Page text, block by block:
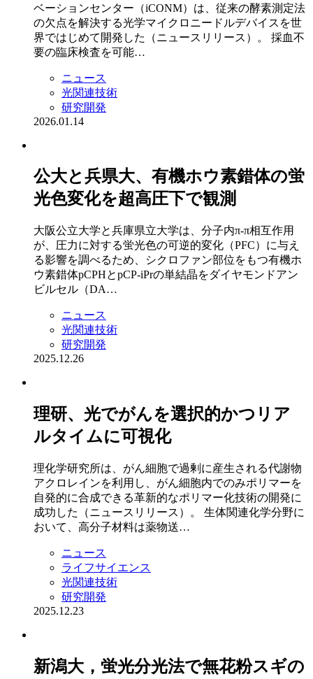
ベーションセンター（iCONM）は、従来の酵素測定法
の欠点を解決する光学マイクロニードルデバイスを世
界ではじめて開発した（ニュースリリース）。 採血不
要の臨床検査を可能…
ニュース
光関連技術
研究開発
2026.01.14
公大と兵県大、有機ホウ素錯体の蛍
光色変化を超高圧下で観測
大阪公立大学と兵庫県立大学は、分子内π-π相互作用
が、圧力に対する蛍光色の可逆的変化（PFC）に与え
る影響を調べるため、シクロファン部位をもつ有機ホ
ウ素錯体pCPHとpCP-iPrの単結晶をダイヤモンドアン
ビルセル（DA…
ニュース
光関連技術
研究開発
2025.12.26
理研、光でがんを選択的かつリア
ルタイムに可視化
理化学研究所は、がん細胞で過剰に産生される代謝物
アクロレインを利用し、がん細胞内でのみポリマーを
自発的に合成できる革新的なポリマー化技術の開発に
成功した（ニュースリリース）。 生体関連化学分野に
おいて、高分子材料は薬物送…
ニュース
ライフサイエンス
光関連技術
研究開発
2025.12.23
新潟大，蛍光分光法で無花粉スギの